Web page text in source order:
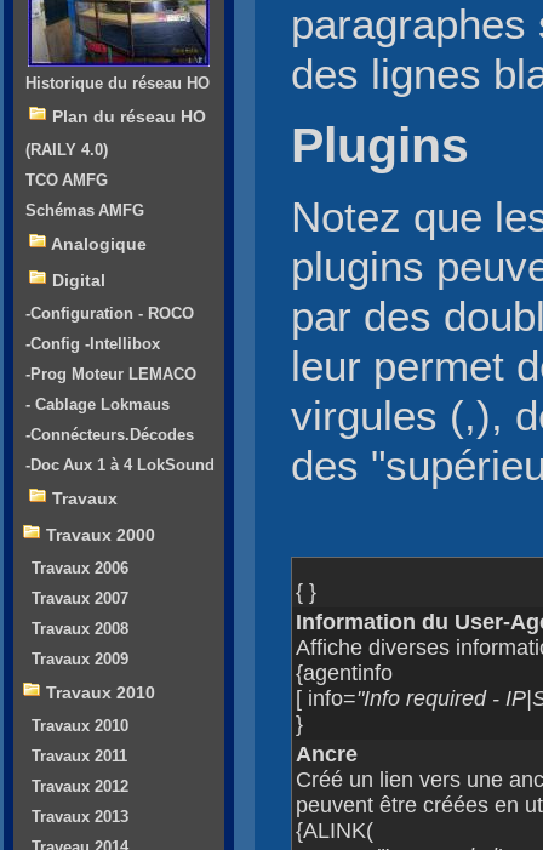
paragraphes
des lignes
Plugins
Notez que
plugins
par des
leur permet
virgules (,),
des
{ }
Information du User-
Affiche diverses
{agentinfo
[ info="Info required -
}
Ancre
Créé un lien vers une
peuvent être créées en
{ALINK(
Historique du réseau HO
Plan du réseau HO
(RAILY 4.0)
TCO AMFG
Schémas AMFG
Analogique
Digital
-Configuration - ROCO
-Config -Intellibox
-Prog Moteur LEMACO
- Cablage Lokmaus
-Connécteurs.Décodes
-Doc Aux 1 à 4 LokSound
Travaux
Travaux 2000
Travaux 2006
Travaux 2007
Travaux 2008
Travaux 2009
Travaux 2010
Travaux 2010
Travaux 2011
Travaux 2012
Travaux 2013